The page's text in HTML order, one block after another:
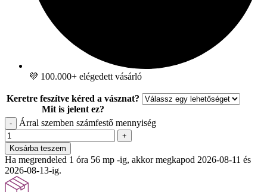
💜 100.000+ elégedett vásárló
Keretre feszítve kéred a vásznat?
Mit is jelent ez?
- Árral szemben számfestő mennyiség
+
Kosárba teszem
Ha megrendeled 1 óra 55 mp -ig, akkor megkapod 2026-08-11 és
2026-08-13-ig.